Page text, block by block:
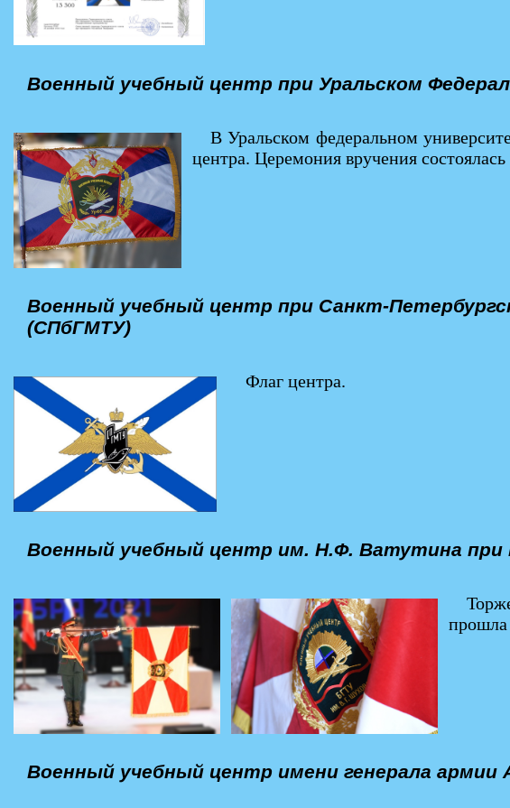
Военный учебный центр при Уральском
В Уральском федеральном
центра. Церемония вручения
Военный учебный центр при Санкт-
(СПбГМТУ)
Флаг центра.
Военный учебный центр им. Н.Ф. Ватутина при
прошла
Военный учебный центр имени генерала